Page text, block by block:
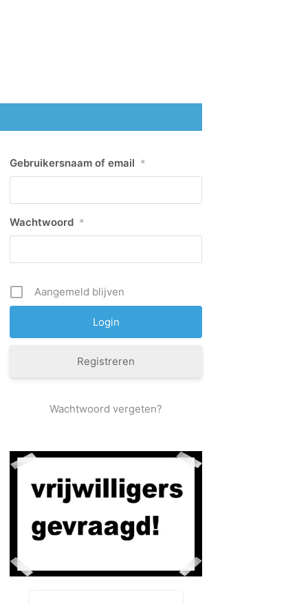
Gebruikersnaam of email *
Wachtwoord *
Aangemeld blijven
Registreren
Wachtwoord vergeten?